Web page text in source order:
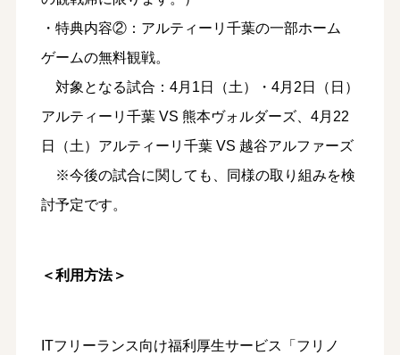
・特典内容②：アルティーリ千葉の一部ホーム
ゲームの無料観戦。
対象となる試合：4月1日（土）・4月2日（日）
アルティーリ千葉 VS 熊本ヴォルダーズ、4月22
日（土）アルティーリ千葉 VS 越谷アルファーズ
※今後の試合に関しても、同様の取り組みを検
討予定です。
＜利用方法＞
ITフリーランス向け福利厚生サービス「フリノ